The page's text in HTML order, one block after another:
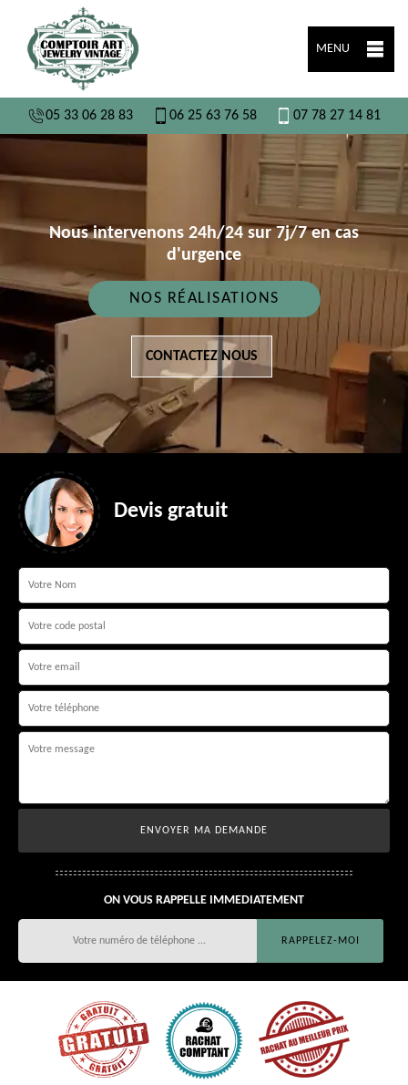
MENU
05 33 06 28 83 06 25 63 76 58 07 78 27 14 81
Nous intervenons 24h/24 sur 7j/7 en cas
d'urgence
NOS RÉALISATIONS
CONTACTEZ NOUS
Devis gratuit
ON VOUS RAPPELLE IMMEDIATEMENT